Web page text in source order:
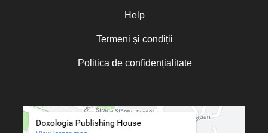
Help
Termeni și condiții
Politica de confidențialitate